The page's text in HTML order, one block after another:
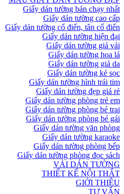
Giấy dán tường bán chạy nhất
Giấy dán tường cao cấp
Giấy dán tường cổ điển, tân cổ điển
Giấy dán tường hiện đại
Giấy dán tường giả vải
Giấy dán tường hoa lá
Giấy dán tường giả da
Giấy dán tường kẻ sọc
Giấy dán tường hình trái tim
Giấy dán tường đẹp giá rẻ
Giấy dán tường phòng trẻ em
Giấy dán tường phòng bé trai
Giấy dán tường phòng bé gái
Giấy dán tường văn phòng
Giấy dán tường karaoke
Giấy dán tường phòng bếp
Giấy dán tường phòng đọc sách
VẢI DÁN TƯỜNG
THIẾT KẾ NỘI THẤT
GIỚI THIỆU
TƯ VẤN